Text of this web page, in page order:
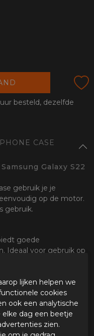
besteld, dezelfde
CASE
Galaxy S22
gebruik je je
op de motor.
gebruik.
goede
Ideaal voor gebruik op
eenvoudig vast
betrouwbaar, ook bij
lijken helpen we
cookies
ook een analytische
dag een beetje
zien.